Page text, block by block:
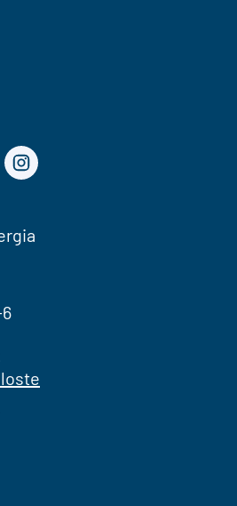
FacebookLinkedIn
Energian YouTube
Järvi-Suomen Energian Instagram